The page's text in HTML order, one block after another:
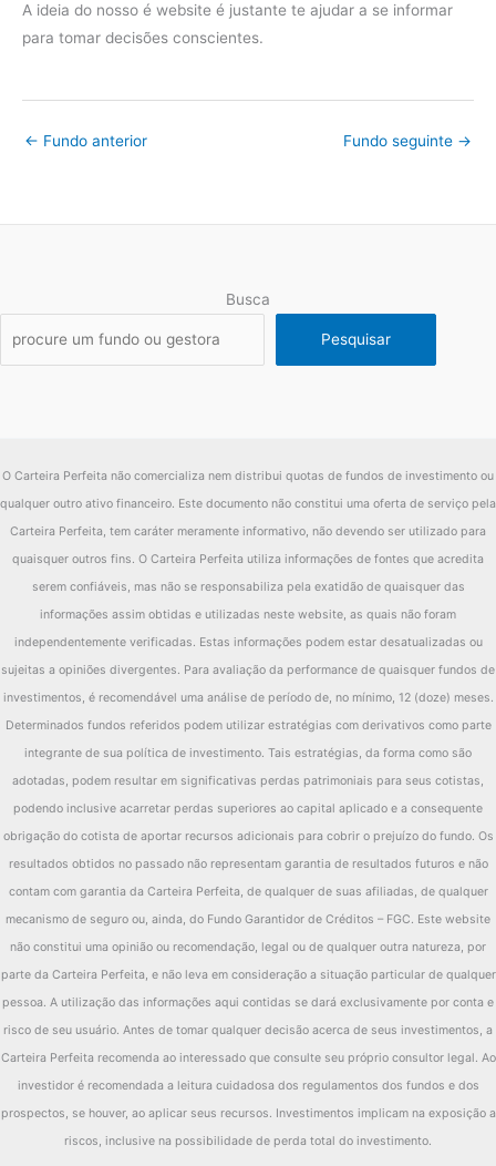
diferença 4.98%
diferença
diferença 0.26%
2016 IMA-B 24.81%
diferença -11.22%
2015 IMA-B 8.88%
2014
Fundo 9.71%
IMA-B 14.54%
-4.83%
Fundo 12.27%
diferença 22.29%
Fundo 21.87%
diferença -4.44%
A ideia do nosso é website é justante te ajudar a se informar
para tomar decisões conscientes.
← Fundo anterior Fundo seguinte →
Busca
Pesquisar
O Carteira Perfeita não comercializa nem distribui quotas de fundos de investimento ou
qualquer outro ativo financeiro. Este documento não constitui uma oferta de serviço pela
Carteira Perfeita, tem caráter meramente informativo, não devendo ser utilizado para
quaisquer outros fins. O Carteira Perfeita utiliza informações de fontes que acredita
serem confiáveis, mas não se responsabiliza pela exatidão de quaisquer das
informações assim obtidas e utilizadas neste website, as quais não foram
independentemente verificadas. Estas informações podem estar desatualizadas ou
sujeitas a opiniões divergentes. Para avaliação da performance de quaisquer fundos de
investimentos, é recomendável uma análise de período de, no mínimo, 12 (doze) meses.
Determinados fundos referidos podem utilizar estratégias com derivativos como parte
integrante de sua política de investimento. Tais estratégias, da forma como são
adotadas, podem resultar em significativas perdas patrimoniais para seus cotistas,
podendo inclusive acarretar perdas superiores ao capital aplicado e a consequente
obrigação do cotista de aportar recursos adicionais para cobrir o prejuízo do fundo. Os
resultados obtidos no passado não representam garantia de resultados futuros e não
contam com garantia da Carteira Perfeita, de qualquer de suas afiliadas, de qualquer
mecanismo de seguro ou, ainda, do Fundo Garantidor de Créditos – FGC. Este website
não constitui uma opinião ou recomendação, legal ou de qualquer outra natureza, por
parte da Carteira Perfeita, e não leva em consideração a situação particular de qualquer
pessoa. A utilização das informações aqui contidas se dará exclusivamente por conta e
risco de seu usuário. Antes de tomar qualquer decisão acerca de seus investimentos, a
Carteira Perfeita recomenda ao interessado que consulte seu próprio consultor legal. Ao
investidor é recomendada a leitura cuidadosa dos regulamentos dos fundos e dos
prospectos, se houver, ao aplicar seus recursos. Investimentos implicam na exposição a
riscos, inclusive na possibilidade de perda total do investimento.